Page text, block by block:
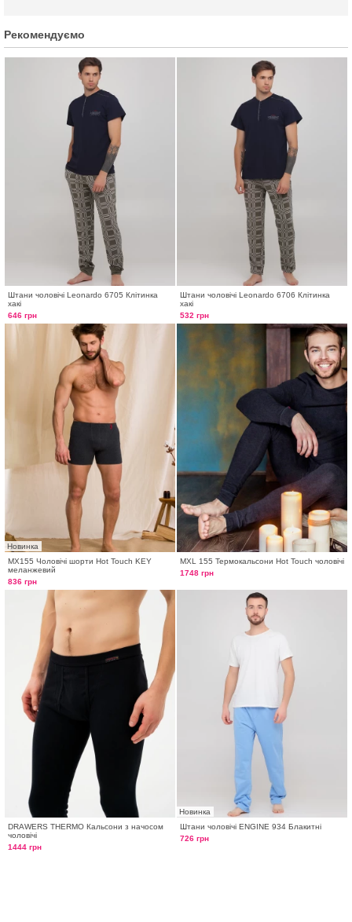
Рекомендуємо
Штани чоловічі Leonardo 6705 Клітинка
хакі
646 грн
Штани чоловічі Leonardo 6706 Клітинка
хакі
532 грн
Новинка
MX155 Чоловічі шорти Hot Touch KEY
меланжевий
836 грн
MXL 155 Термокальсони Hot Touch чоловічі
1748 грн
DRAWERS THERMO Кальсони з начосом
чоловічі
1444 грн
Новинка
Штани чоловічі ENGINE 934 Блакитні
726 грн